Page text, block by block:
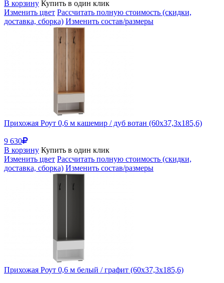
В корзину Купить в один клик
Изменить цвет Рассчитать полную стоимость (скидки,
доставка, сборка) Изменить состав/размеры
Прихожая Роут 0,6 м кашемир / дуб вотан (60x37,3x185,6)
9 630
В корзину Купить в один клик
Изменить цвет Рассчитать полную стоимость (скидки,
доставка, сборка) Изменить состав/размеры
Прихожая Роут 0,6 м белый / графит (60x37,3x185,6)